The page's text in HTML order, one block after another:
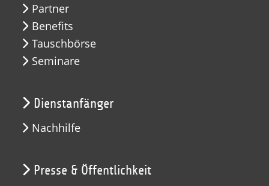
Partner
Benefits
Tauschbörse
Seminare
Dienstanfänger
Nachhilfe
Presse & Öffentlichkeit